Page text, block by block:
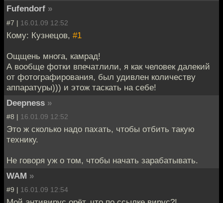
Fufendorf »
#7 | 16.01.09 12:52
Кому: Кузнецов, #1
Ощщень многа, камрад!
А вообще фотки впечатлили, я как человек далекий
от фотографирования, был удивлен количеству
аппаратуры))) и этож таскать на себе!
Deepness »
#8 | 16.01.09 12:52
Это ж сколько надо пахать, чтобы отбить такую
технику.
Не говоря уж о том, чтобы начать зарабатывать.
WAM »
#9 | 16.01.09 12:54